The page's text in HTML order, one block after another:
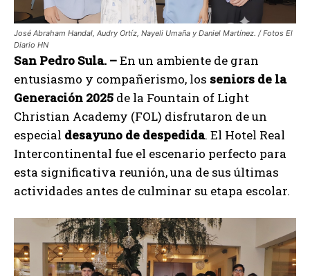
José Abraham Handal, Audry Ortíz, Nayeli Umaña y Daniel Martínez. / Fotos El
Diario HN
San Pedro Sula. –En un ambiente de gran
entusiasmo y compañerismo, los seniors de la
Generación 2025 de la Fountain of Light
Christian Academy (FOL) disfrutaron de un
especial desayuno de despedida. El Hotel Real
Intercontinental fue el escenario perfecto para
esta significativa reunión, una de sus últimas
actividades antes de culminar su etapa escolar.